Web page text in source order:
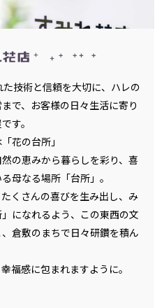
技術と信頼を大切に、ハレの
で、お客様の日々生活に寄り
す。
台所」
の恵みから暮らしを彩り、喜
母なる場所「台所」。
くさんの喜びを生み出し、み
になれるよう、この東西の文
倉敷のまちで日々研鑽を積ん
福感に包まれますように。